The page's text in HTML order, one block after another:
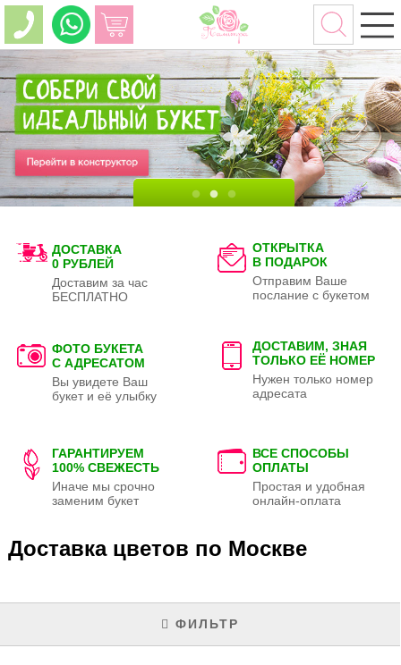
ДОСТАВКА
0 РУБЛЕЙ
Доставим за час
БЕСПЛАТНО
ОТКРЫТКА
В ПОДАРОК
Отправим Ваше
послание с букетом
ФОТО БУКЕТА
С АДРЕСАТОМ
Вы увидете Ваш
букет и её улыбку
ДОСТАВИМ, ЗНАЯ
ТОЛЬКО ЕЁ НОМЕР
Нужен только номер
адресата
ГАРАНТИРУЕМ
100% СВЕЖЕСТЬ
Иначе мы срочно
заменим букет
ВСЕ СПОСОБЫ
ОПЛАТЫ
Простая и удобная
онлайн-оплата
Доставка цветов по Москве
ФИЛЬТР